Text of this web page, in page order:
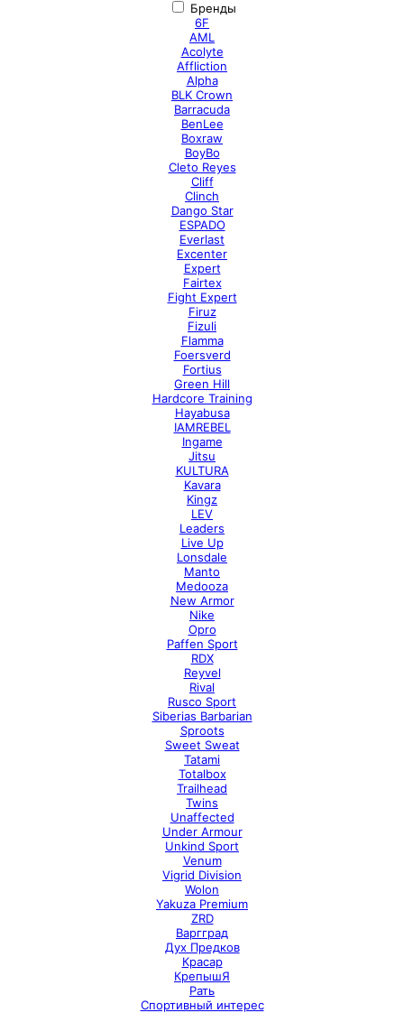
Бренды
6F
AML
Acolyte
Affliction
Alpha
BLK Crown
Barracuda
BenLee
Boxraw
BoyBo
Cleto Reyes
Cliff
Clinch
Dango Star
ESPADO
Everlast
Excenter
Expert
Fairtex
Fight Expert
Firuz
Fizuli
Flamma
Foersverd
Fortius
Green Hill
Hardcore Training
Hayabusa
IAMREBEL
Ingame
Jitsu
KULTURA
Kavara
Kingz
LEV
Leaders
Live Up
Lonsdale
Manto
Medooza
New Armor
Nike
Opro
Paffen Sport
RDX
Reyvel
Rival
Rusco Sport
Siberias Barbarian
Sproots
Sweet Sweat
Tatami
Totalbox
Trailhead
Twins
Unaffected
Under Armour
Unkind Sport
Venum
Vigrid Division
Wolon
Yakuza Premium
ZRD
Варгград
Дух Предков
Красар
КрепышЯ
Рать
Спортивный интерес